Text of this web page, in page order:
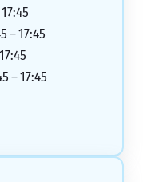
– 17:45
– 17:45